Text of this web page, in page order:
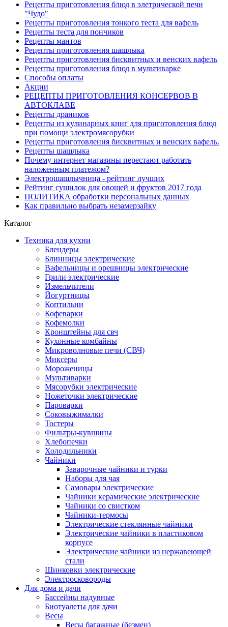
Рецепты приготовления блюд в элетрической печи
"Чудо"
Рецепты приготовления тонкого теста для вафель
Рецепты теста для пончиков
Рецепты мантов
Рецепты приготовления шашлыка
Рецепты приготовления бисквитных и венских вафель
Рецепты приготовления блюд в мультиварке
Способы оплаты
Акции
РЕЦЕПТЫ ПРИГОТОВЛЕНИЯ КОНСЕРВОВ В
АВТОКЛАВЕ
Рецепты драников
Рецепты из кулинарных книг для приготовления блюд
при помощи электромясорубки
Рецепты приготовления бисквитных и венских вафель.
Рецепты шашлыка
Почему интернет магазины перестают работать
наложенным платежом?
Электрошашлычница - рейтинг лучших
Рейтинг сушилок для овощей и фруктов 2017 года
ПОЛИТИКА обработки персональных данных
Как правильно выбрать незамерзайку
Каталог
Техника для кухни
Блендеры
Блинницы электрические
Вафельницы и орешницы электрические
Грили электрические
Измельчители
Йогуртницы
Коптильни
Кофеварки
Кофемолки
Кронштейны для свч
Кухонные комбайны
Микроволновые печи (СВЧ)
Миксеры
Мороженицы
Мультиварки
Мясорубки электрические
Ножеточки электрические
Пароварки
Соковыжималки
Тостеры
Фильтры-кувшины
Хлебопечки
Холодильники
Чайники
Заварочные чайники и турки
Наборы для чая
Самовары электрические
Чайники керамические электрические
Чайники со свистком
Чайники-термосы
Электрические стеклянные чайники
Электрические чайники в пластиковом
корпусе
Электрические чайники из нержавеющей
стали
Шинковки электрические
Электросковороды
Для дома и дачи
Бассейны надувные
Биотуалеты для дачи
Весы
Весы багажные (безмен)